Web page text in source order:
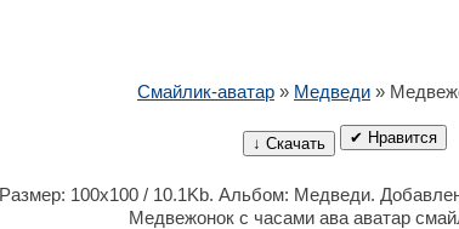
Смайлик-аватар » Медведи »
↓ Скачать ✔ Нравится
Размер: 100x100 / 10.1Kb. Альбом: Медведи.
Медвежонок с часами ава аватар